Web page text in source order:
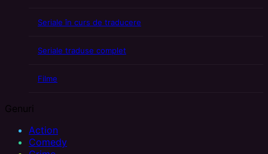
Seriale în curs de traducere
Seriale traduse complet
Filme
Genuri
Action
Comedy